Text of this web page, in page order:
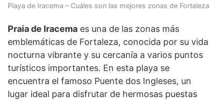
Playa de Iracema – Cuáles son las mejores zonas de Fortaleza
Praia de Iracema es una de las zonas más
emblemáticas de Fortaleza, conocida por su vida
nocturna vibrante y su cercanía a varios puntos
turísticos importantes. En esta playa se
encuentra el famoso Puente dos Ingleses, un
lugar ideal para disfrutar de hermosas puestas